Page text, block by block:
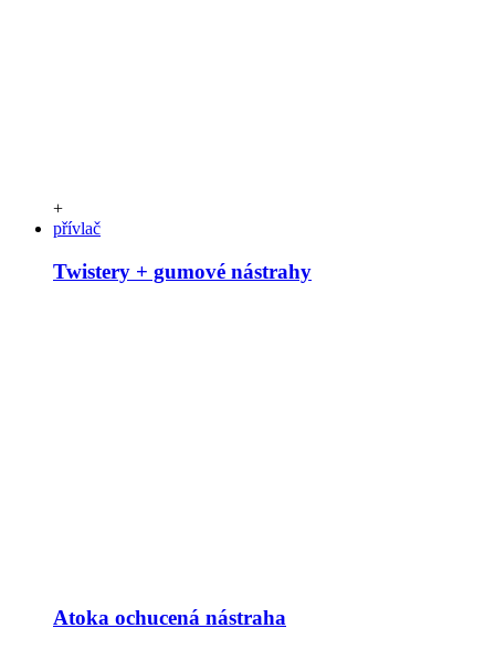
+
přívlač
Twistery + gumové nástrahy
Atoka ochucená nástraha